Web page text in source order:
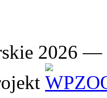
2026 —